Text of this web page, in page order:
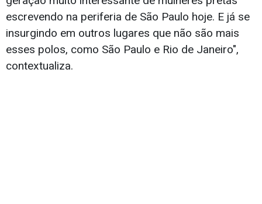
escrevendo na periferia de São Paulo hoje. E já se
insurgindo em outros lugares que não são mais
esses polos, como São Paulo e Rio de Janeiro",
contextualiza.